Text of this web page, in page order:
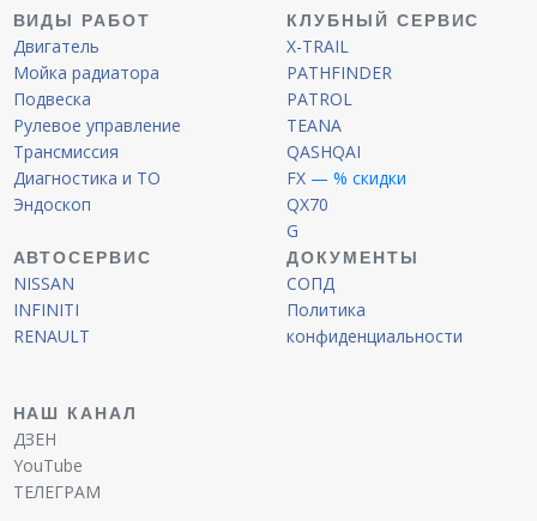
ВИДЫ РАБОТ
Двигатель
Мойка радиатора
Подвеска
Рулевое управление
Трансмиссия
Диагностика и ТО
Эндоскоп
КЛУБНЫЙ СЕРВИС
X-TRAIL
PATHFINDER
PATROL
TEANA
QASHQAI
FX — % скидки
QX70
G
АВТОСЕРВИС
NISSAN
INFINITI
RENAULT
ДОКУМЕНТЫ
СОПД
Политика
конфиденциальности
НАШ КАНАЛ
ДЗЕН
YouTube
ТЕЛЕГРАМ